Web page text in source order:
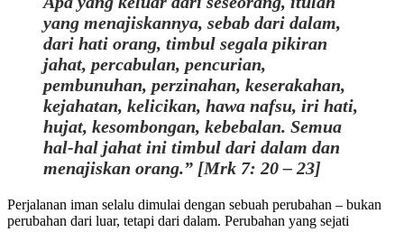
yang menajiskannya, sebab dari dalam,
dari hati orang, timbul segala pikiran
jahat, percabulan, pencurian,
pembunuhan, perzinahan, keserakahan,
kejahatan, kelicikan, hawa nafsu, iri hati,
hujat, kesombongan, kebebalan. Semua
hal-hal jahat ini timbul dari dalam dan
menajiskan orang.” [Mrk 7: 20 – 23]
Perjalanan iman selalu dimulai dengan sebuah perubahan – bukan
perubahan dari luar, tetapi dari dalam. Perubahan yang sejati